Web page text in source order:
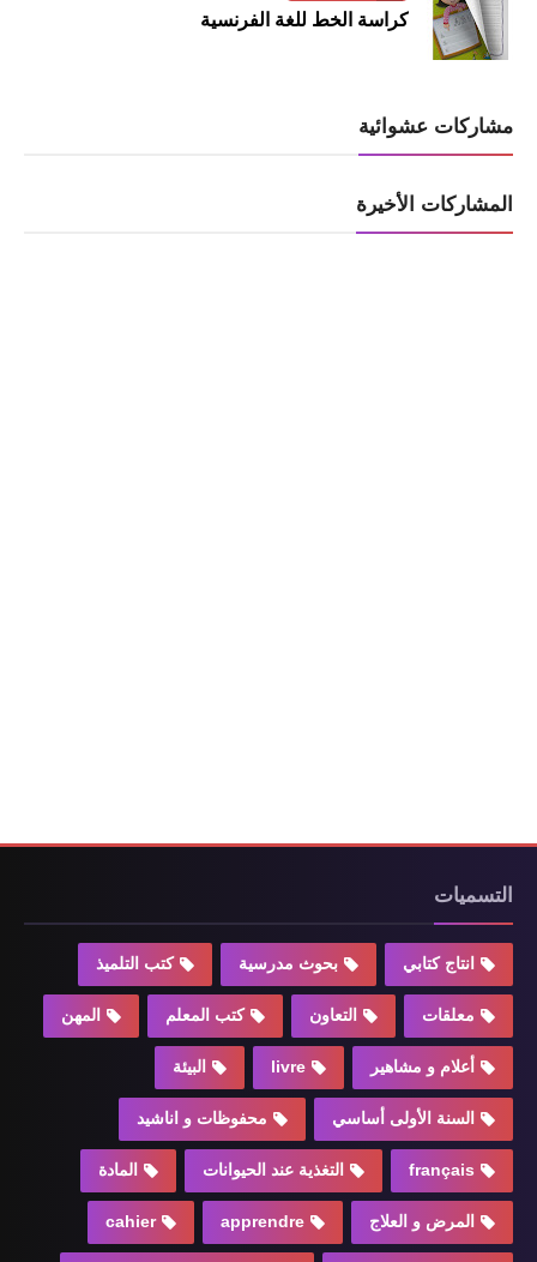
كراسة الخط للغة الفرنسية
مشاركات عشوائية
المشاركات الأخيرة
التسميات
انتاج كتابي بحوث مدرسية كتب التلميذ
معلقات التعاون كتب المعلم المهن
أعلام و مشاهير livre البيئة
السنة الأولى أساسي محفوظات و اناشيد
français التغذية عند الحيوانات المادة
المرض و العلاج apprendre
cahier